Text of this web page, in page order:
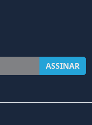
ASSINAR